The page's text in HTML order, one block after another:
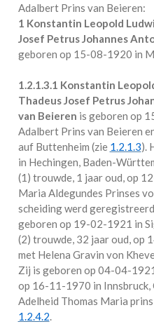
Adalbert Prins van Beieren:
1 Konstantin Leopold
Josef Petrus Johannes
geboren op 15-08-1920 in
1.2.1.3.1 Konstantin
Thadeus Josef Petrus
van Beieren is geboren op
Adalbert Prins van Beieren
auf Buttenheim (zie 1.2.1.3).
in Hechingen, Baden-
(1) trouwde, 1 jaar oud, op
Maria Aldegundes Prinses
scheiding werd
geboren op 19-02-1921 in
(2) trouwde, 32 jaar oud, op
met Helena Gravin von
Zij is geboren op 04-04-
op 16-11-1970 in
Adelheid Thomas Maria
1.2.4.2.